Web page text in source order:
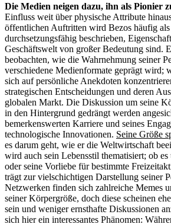
Die Medien neigen dazu, ihn als Pionier
Einfluss weit über physische Attribute
öffentlichen Auftritten wird Bezos häufig als
durchsetzungsfähig beschrieben,
Geschäftswelt von großer Bedeutung sind.
beobachten, wie die Wahrnehmung seiner
verschiedene Medienformate geprägt wird;
sich auf persönliche Anekdoten
strategischen Entscheidungen und deren
globalen Markt. Die Diskussion um seine
in den Hintergrund gedrängt werden
bemerkenswerten Karriere und seines
technologische Innovationen. Seine Größe
es darum geht, wie er die Weltwirtschaft
wird auch sein Lebensstil thematisiert; ob es
oder seine Vorliebe für bestimmte
trägt zur vielschichtigen Darstellung seiner
Netzwerken finden sich zahlreiche Memes
seiner Körpergröße, doch diese scheinen
sein und weniger ernsthafte Diskussionen
sich hier ein interessantes Phänomen: